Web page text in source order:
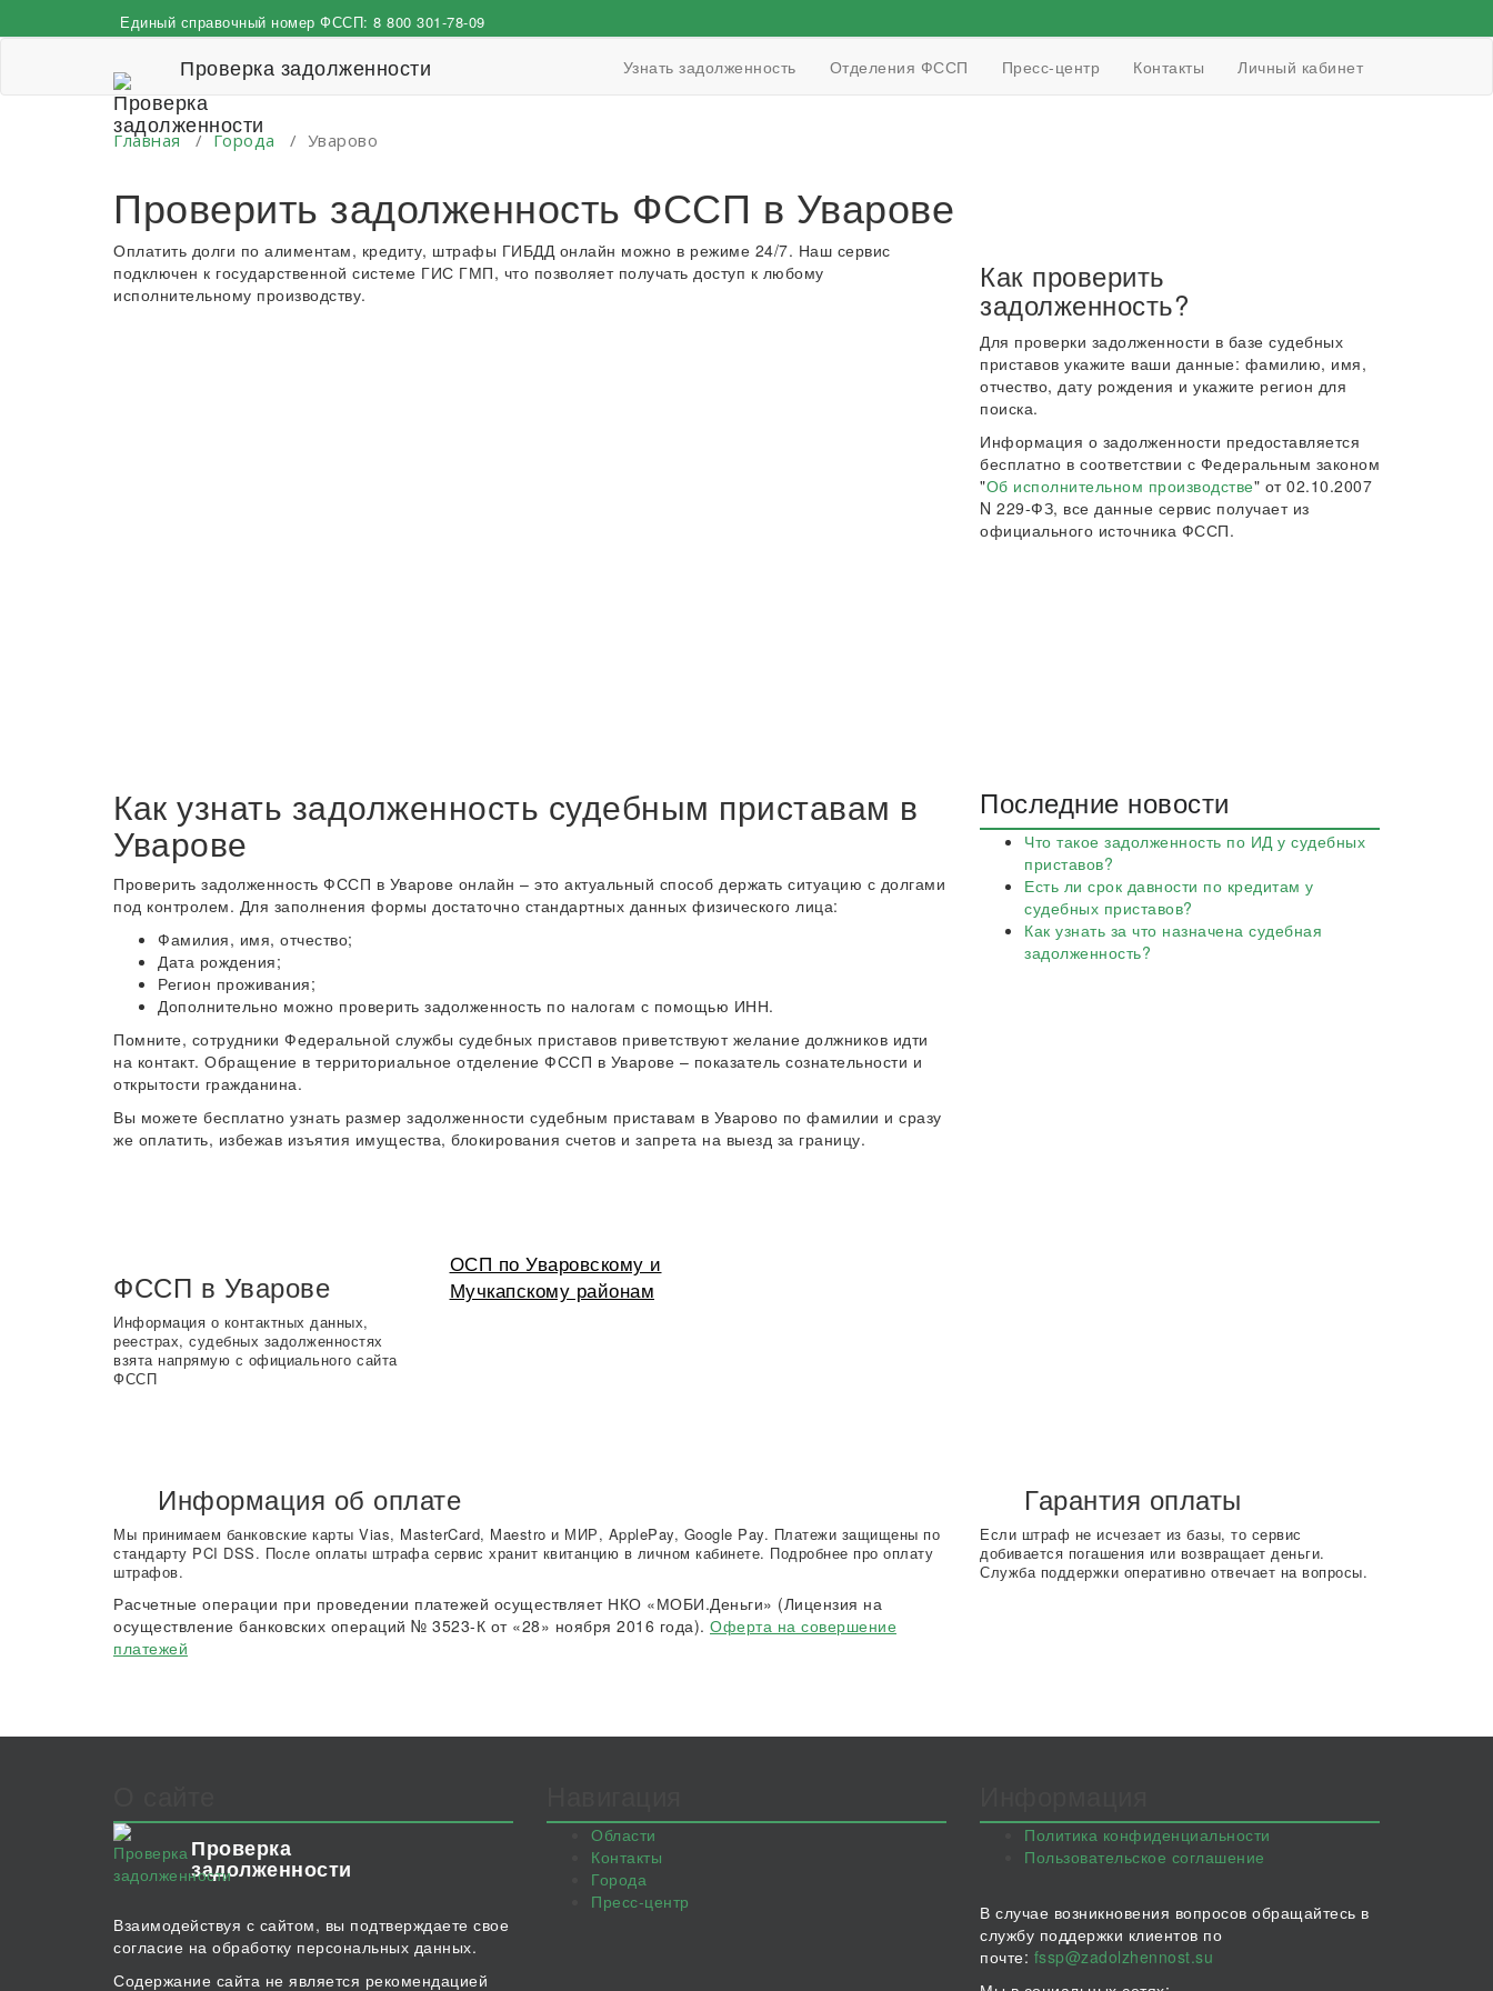
к
Единый справочный номер ФССП: 8 800 301-78-09
Проверка задолженности Узнать задолженность Отделения ФССП Пресс-центр Контакты Личный кабинет
Главная / Города / Уварово
Проверить задолженность ФССП в Уварове
Оплатить долги по алиментам, кредиту, штрафы ГИБДД онлайн можно в режиме 24/7. Наш сервис
подключен к государственной системе ГИС ГМП, что позволяет получать доступ к любому
исполнительному производству.
Как проверить
задолженность?
Для проверки задолженности в базе судебных
приставов укажите ваши данные: фамилию, имя,
отчество, дату рождения и укажите регион для
поиска.
Информация о задолженности предоставляется
бесплатно в соответствии с Федеральным законом
"Об исполнительном производстве" от 02.10.2007
N 229-ФЗ, все данные сервис получает из
официального источника ФССП.
Как узнать задолженность судебным приставам в
Уварове
Проверить задолженность ФССП в Уварове онлайн – это актуальный способ держать ситуацию с долгами
под контролем. Для заполнения формы достаточно стандартных данных физического лица:
Фамилия, имя, отчество;
Дата рождения;
Регион проживания;
Дополнительно можно проверить задолженность по налогам с помощью ИНН.
Помните, сотрудники Федеральной службы судебных приставов приветствуют желание должников идти
на контакт. Обращение в территориальное отделение ФССП в Уварове – показатель сознательности и
открытости гражданина.
Вы можете бесплатно узнать размер задолженности судебным приставам в Уварово по фамилии и сразу
же оплатить, избежав изъятия имущества, блокирования счетов и запрета на выезд за границу.
Последние новости
Что такое задолженность по ИД у судебных
приставов?
Есть ли срок давности по кредитам у
судебных приставов?
Как узнать за что назначена судебная
задолженность?
ФССП в Уварове
Информация о контактных данных,
реестрах, судебных задолженностях
взята напрямую с официального сайта
ФССП
ОСП по Уваровскому и
Мучкапскому районам
Информация об оплате
Мы принимаем банковские карты Vias, MasterCard, Maestro и МИР, ApplePay, Google Pay. Платежи защищены по
стандарту PCI DSS. После оплаты штрафа сервис хранит квитанцию в личном кабинете. Подробнее про оплату
штрафов.
Расчетные операции при проведении платежей осуществляет НКО «МОБИ.Деньги» (Лицензия на
осуществление банковских операций № 3523-К от «28» ноября 2016 года). Оферта на совершение
платежей
Гарантия оплаты
Если штраф не исчезает из базы, то сервис
добивается погашения или возвращает деньги.
Служба поддержки оперативно отвечает на вопросы.
Проверка
задолженности
Взаимодействуя с сайтом, вы подтверждаете свое
согласие на обработку персональных данных.
Содержание сайта не является рекомендацией
Области
Контакты
Города
Пресс-центр
Политика конфиденциальности
Пользовательское соглашение
В случае возникновения вопросов обращайтесь в
службу поддержки клиентов по
почте: fssp@zadolzhennost.su